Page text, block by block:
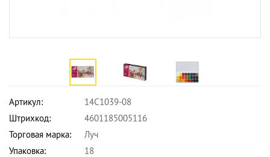
Артикул:
14С1039-08
Штрихкод:
4601185005116
Торговая марка:
Луч
Упаковка:
18